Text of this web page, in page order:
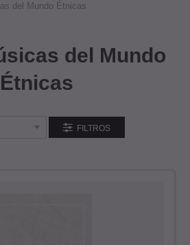
del Mundo Étnicas
del Mundo
Étnicas
FILTROS